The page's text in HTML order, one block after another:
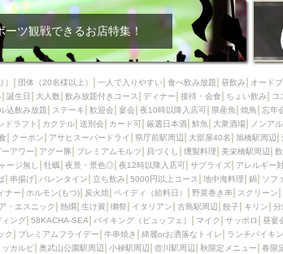
ストフード
スペシャルディナー ホルモン(もつ)
ーン
スペインバル・イタリアンバール 食べ放題
カフェ ジビエ 安里駅周辺 アジア・エスニ
分煙 少人数貸切(15名以下から)
ー
焼肉 電気ブラン エビスビール ウェデ
サッポロ 昼宴会 イベリコ豚 山盛、メガ
院前駅周辺
中華 お好み焼き・もんじゃ オー
お洒落なトイレ
ランチバイキング フルーツハイ
フトビール
鉄板焼き 幹事様特典 おばんざい
駅周辺
秋限定メニュー 春限定メニュー フレンチ
ット
赤嶺駅周辺 シードル 那覇空港駅周辺
ーツ観戦できるお店特集！
団体（20名様以上） 一人で入りやすい 食べ飲み放題 昼飲み オード
誕生日 大人数 飲み放題付きコース ディナー 接待・会食 ちょい飲み コ
込飲み放題 ステーキ 歓迎会 宴会 夜10時以降入店可 県産魚 焼鳥 忘年
ドラフト カクテル 送別会 カード可 厳選日本酒 鮮魚 大衆酒場 ノンア
クーポン アサヒスーパードライ 県庁前駅周辺 大部屋40名 旭橋駅周辺
ーアワー アグー豚 プレミアムモルツ 貝づくし 燻製料理 美栄橋駅周辺
ージ無し 牡蠣 夜景・景色◎ 夜12時以降入店可 サプライズ アレルギー
串揚げ バレンタイン 立ち飲み 5000円以上コース 地中海料理 鍋 ソフ
ナー ホルモン(もつ) 炭火焼 ペイディ（給料日） 野菜巻き串 スクリーン
・エスニック 熱燗 生け簀 獺祭 イタリアン 古島駅周辺 餃子 キリン 分
ィング 58KACHA-SEA バイキング（ビュッフェ） マイク サッポロ 昼宴
ク プレミアムフライデー 牛串焼き 綺麗orお洒落なトイレ ランチバイキ
カルビ 奥武山公園駅周辺 小禄駅周辺 壺川駅周辺 秋限定メニュー 春限